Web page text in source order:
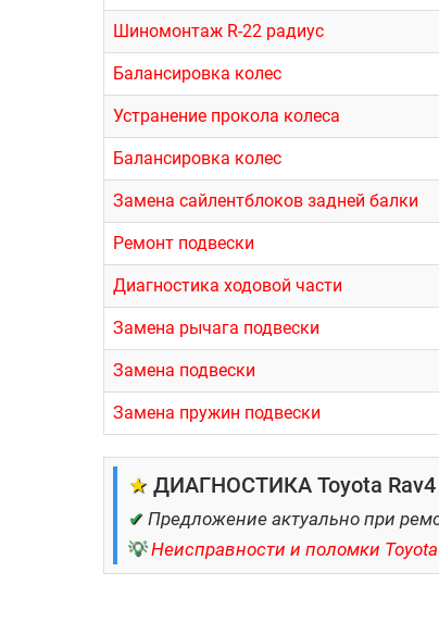
Шиномонтаж R-22 радиус
Балансировка колес
Устранение прокола колеса
Балансировка колес
Замена сайлентблоков задней балки
Ремонт подвески
Диагностика ходовой части
Замена рычага подвески
Замена подвески
Замена пружин подвески
★ ДИАГНОСТИКА Toyota Rav4
✔ Предложение актуально при
💡 Неисправности и поломки Toyota